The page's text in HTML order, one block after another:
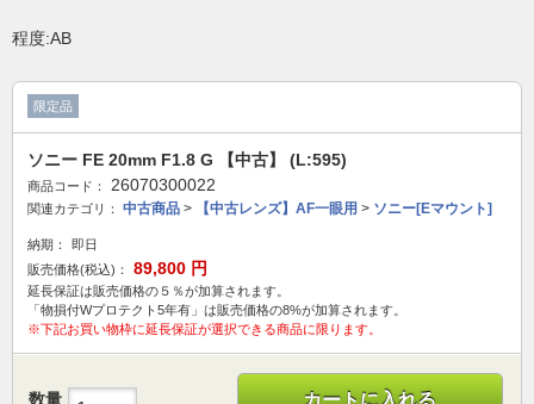
程度:AB
限定品
ソニー FE 20mm F1.8 G 【中古】 (L:595)
商品コード： 26070300022
関連カテゴリ： 中古商品 > 【中古レンズ】AF一眼用 > ソニー[Eマウント]
納期：
即日
販売価格(税込)：
89,800 円
延長保証は販売価格の５％が加算されます。
「物損付Wプロテクト5年有」は販売価格の8%が加算されます。
※下記お買い物枠に延長保証が選択できる商品に限ります。
数量